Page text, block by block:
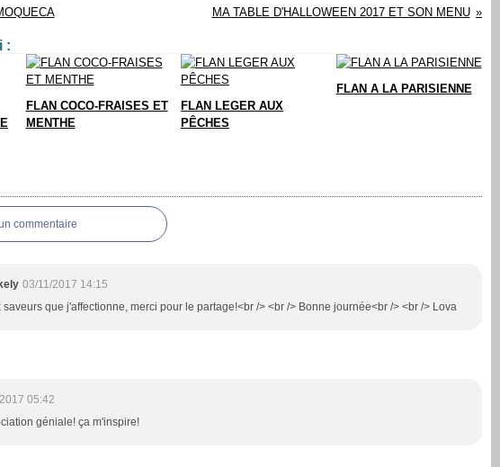
MA TABLE D'HALLOWEEN 2017 ET SON MENU
:
FLAN COCO-FRAISES ET
MENTHE
FLAN LEGER AUX
PÊCHES
FLAN A LA PARISIENNE
commentaire
03/11/2017 14:15
saveurs que j'affectionne, merci pour le partage!<br /> <br /> Bonne journée<br /> <br /> Lova
05:42
géniale! ça m'inspire!